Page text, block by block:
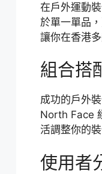
在戶外運動
於單一單品
讓你在香港
組合搭
成功的戶外
North Face
活調整你的
使用者